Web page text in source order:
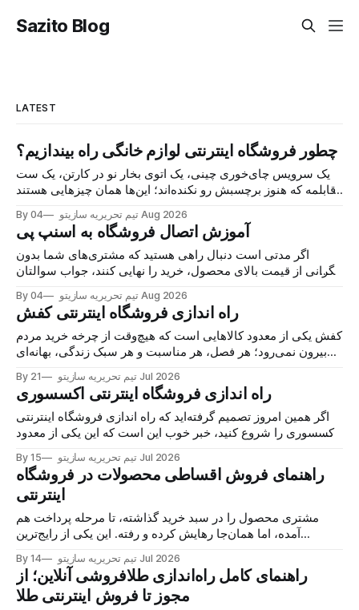
Sazito Blog
LATEST
چطور فروشگاه اینترنتی لوازم خانگی راه بیندازیم؟
یک سرویس چای‌خوری چینی، یک اتوی بخار نو در کارتن، یک ست
قابلمه که هنوز برچسبش رو نکنده‌اند؛ این‌ها همان چیزهایی هستند
می‌شوند و خریدار پیدا می‌کنند. اما نکته اصلی این نیست
By تیم تحریریه سازیتو 04 Aug 2026
آموزش اتصال فروشگاه به اسنپ پی
اگر مدتی است دنبال راهی هستید که مشتری‌های شما بدون
نگرانی از قیمت بالای محصول، خرید را نهایی کنند، جواب سوالتان
کالا را می‌خرد، هزینه را در چند قسط پرداخت می‌کند و شما همان
لحظه پول
By تیم تحریریه سازیتو 04 Aug 2026
راه اندازی فروشگاه اینترنتی کفش
کفش یکی از معدود کالاهایی است که هیچ‌وقت از چرخه خرید مردم
بیرون نمی‌رود؛ هر فصل، هر مناسبت و هر سبک زندگی، بهانه‌ای
تازه می‌خواهید وارد این بازار شوید، خبر خوب این است
By تیم تحریریه سازیتو 21 Jul 2026
راه اندازی فروشگاه اینترنتی اکسسوری
اگر همین امروز تصمیم گرفته‌اید که راه اندازی فروشگاه اینترنتی
اکسسوری را شروع کنید، خبر خوب این است که این یکی از معدود
درآمدش واقعاً باز است. اکسسوری جزو آن دسته محصولاتی‌ست
که مشتری برای خریدش
By تیم تحریریه سازیتو 15 Jul 2026
راهنمای فروش اقساطی محصولات در فروشگاه
اینترنتی
مشتری محصول را در سبد خرید گذاشته، تا مرحله پرداخت هم
آمده، اما همان‌جا رهایش کرده و رفته. این یکی از رایج‌ترین
بزرگی از آن به یک دلیل ساده برمی‌گردد: مبلغ نهایی، آن‌قدر
By تیم تحریریه سازیتو 14 Jul 2026
راهنمای کامل راه‌اندازی طلافروشی آنلاین؛ از
مجوز تا فروش اینترنتی طلا